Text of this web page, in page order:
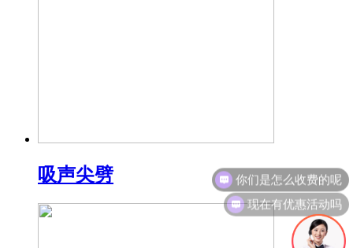
吸声尖劈 你们是怎么收费的呢
现在有优惠活动吗